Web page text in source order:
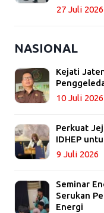
27 Juli 2026
NASIONAL
Kejati
10 Juli 2026
Perkuat
IDHEP
9 Juli 2026
Seminar
Serukan
Energi